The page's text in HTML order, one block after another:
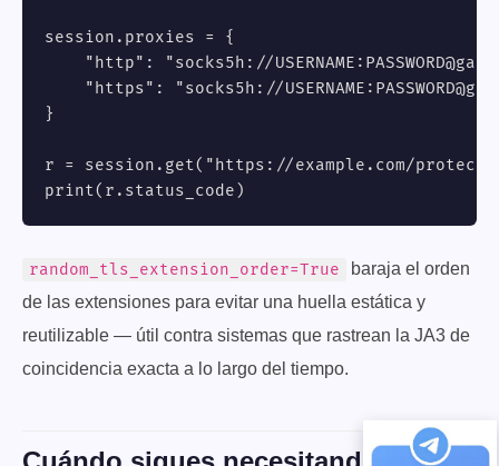
session.proxies = {
    "http": "socks5h://USERNAME:
    "https": "socks5h://USERNAME:
}
r = session.get("https://example.com/
print(r.status_code)
random_tls_extension_order=True
baraja el orden
de las extensiones para evitar una huella estática y
reutilizable — útil contra sistemas que rastrean la JA3 de
coincidencia exacta a lo largo del tiempo.